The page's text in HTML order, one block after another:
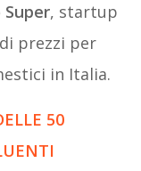
Super, startup
prezzi per
in Italia.
50